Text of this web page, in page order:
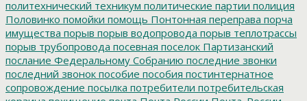
политехнический техникум политические партии полиция
Половинко помойки помощь Понтонная переправа порча
имущества порыв порыв водопровода порыв теплотрассы
порыв трубопровода посевная поселок Партизанский
послание Федеральному Собранию последние звонки
последний звонок пособие пособия постинтернатное
сопровождение посылка потребители потребительская